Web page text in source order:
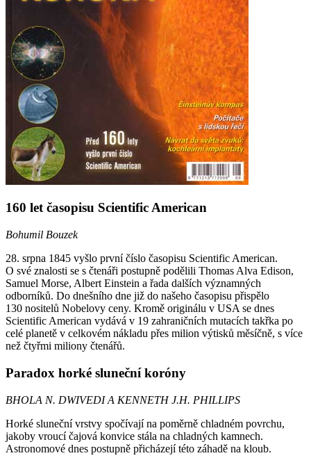
160 let časopisu Scientific American
Bohumil Bouzek
28. srpna 1845 vyšlo první číslo časopisu Scientific American.
O své znalosti se s čtenáři postupně podělili Thomas Alva Edison,
Samuel Morse, Albert Einstein a řada dalších významných
odborníků. Do dnešního dne již do našeho časopisu přispělo
130 nositelů Nobelovy ceny. Kromě originálu v USA se dnes
Scientific American vydává v 19 zahraničních mutacích takřka po
celé planetě v celkovém nákladu přes milion výtisků měsíčně, s více
než čtyřmi miliony čtenářů.
Paradox horké sluneční koróny
BHOLA N. DWIVEDI A KENNETH J.H. PHILLIPS
Horké sluneční vrstvy spočívají na poměrně chladném povrchu,
jakoby vroucí čajová konvice stála na chladných kamnech.
Astronomové dnes postupně přicházejí této záhadě na kloub.